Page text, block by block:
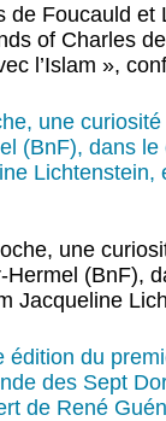
Foucauld
of Charles
l’Islam »,
une
(BnF), dans
une
(BnF),
Jacqueline
édition du
des Sept
de René